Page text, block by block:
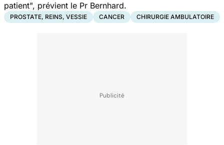
patient", prévient le Pr Bernhard.
PROSTATE, REINS, VESSIE CANCER CHIRURGIE AMBULATOIRE